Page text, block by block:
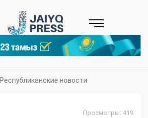
Республиканские новости
Просмотры: 419